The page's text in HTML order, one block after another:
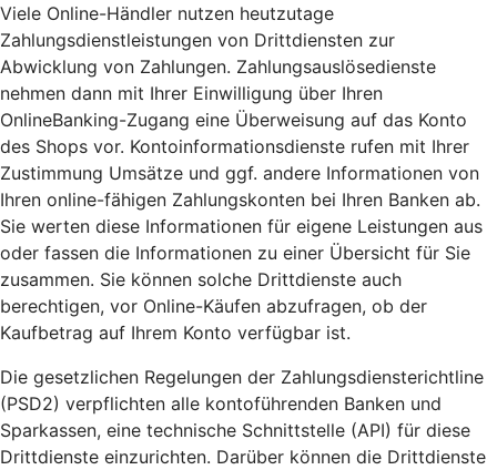
Viele Online-Händler nutzen heutzutage
Zahlungsdienstleistungen von Drittdiensten zur
Abwicklung von Zahlungen. Zahlungsauslösedienste
nehmen dann mit Ihrer Einwilligung über Ihren
OnlineBanking-Zugang eine Überweisung auf das Konto
des Shops vor. Kontoinformationsdienste rufen mit Ihrer
Zustimmung Umsätze und ggf. andere Informationen von
Ihren online-fähigen Zahlungskonten bei Ihren Banken ab.
Sie werten diese Informationen für eigene Leistungen aus
oder fassen die Informationen zu einer Übersicht für Sie
zusammen. Sie können solche Drittdienste auch
berechtigen, vor Online-Käufen abzufragen, ob der
Kaufbetrag auf Ihrem Konto verfügbar ist.
Die gesetzlichen Regelungen der Zahlungsdiensterichtline
(PSD2) verpflichten alle kontoführenden Banken und
Sparkassen, eine technische Schnittstelle (API) für diese
Drittdienste einzurichten. Darüber können die Drittdienste